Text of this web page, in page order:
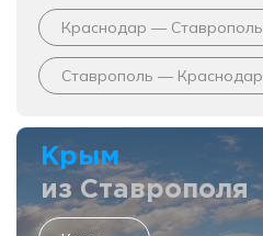
Краснодар — Ставрополь
Ставрополь — Краснодар
Крым
из Ставрополя